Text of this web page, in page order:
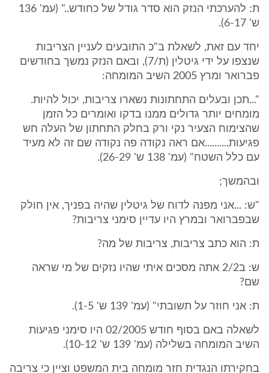
ת: להערכתי הנזק הוא סדר גודל של כחודש.." (עמ' 136
ש' 6-17).
יחד עם זאת, לשאלת ב"כ התובעים לעניין הצריבות
שנצפו על ידי גיטלין (ת/7), ובאם הנזק נמשך בחודשים
פברואר ומרץ 2005 השיב המומחה:
"...תכן ובעלים התחתונות נשארו צריבות, יכול להיות.
מומחים יותר גדולים ממנו בדקו ואומרים כל הזמן
שהצימוח הצעיר נקי ורק בחלק התחתון של העלה חש
פגיעות..........אם ראה נקודה פה נקודה שם זה לא מעיד
עם כלל השטח" (עמ' 138 ש' 26-29).
ובהמשך;
"ש: ...אני מפנה לדוח של גיטלין שהיה בפניך, אין חולק
שבפברואר ובמרץ היו עדיין סימני צריבות?
ת: הוא כתב צריבות, צריבות של מה?
ש: ב2/2 אתה מסכים איתי שהיו נזקים של מי שראה
שם?
ת: אני חוזר על תשובתי" (עמ' 139 ש' 1-5).
לשאלה באם בסוף חודש 02/2005 היו סימני פגיעות
השיב המומחה בשלילה (עמ' 139 ש' 10-12).
בחקירתו הנגדית חזר מומחה בית המשפט וציין כי צריבה